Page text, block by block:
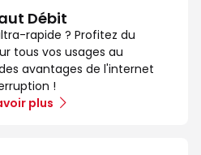
Débit
rapide ? Profitez du
tous vos usages au
avantages de l'internet
!
plus